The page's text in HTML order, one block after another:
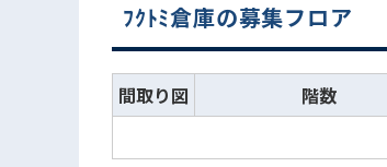
ﾌｸﾄﾐ倉庫の募集フロア
間取り図 階数